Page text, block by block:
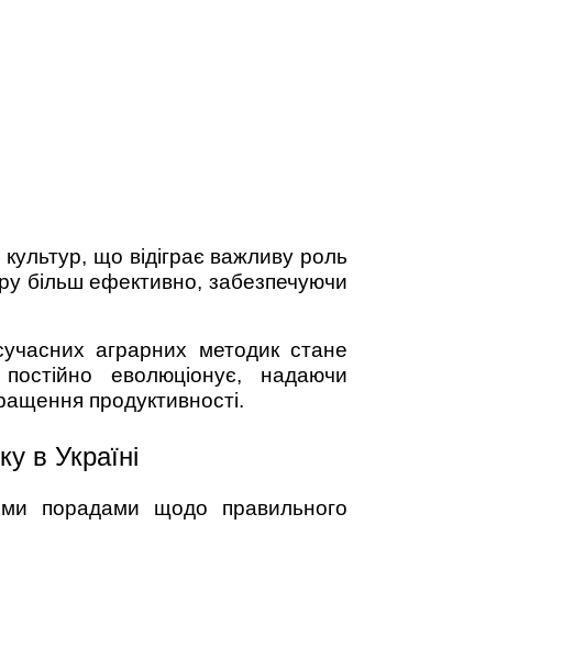
що відіграє важливу роль
більш ефективно, забезпечуючи
аграрних методик стане
еволюціонує, надаючи
продуктивності.
в Україні
порадами щодо правильного